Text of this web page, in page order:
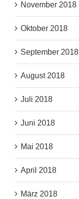
November 2018
Oktober 2018
September 2018
August 2018
Juli 2018
Juni 2018
Mai 2018
April 2018
März 2018